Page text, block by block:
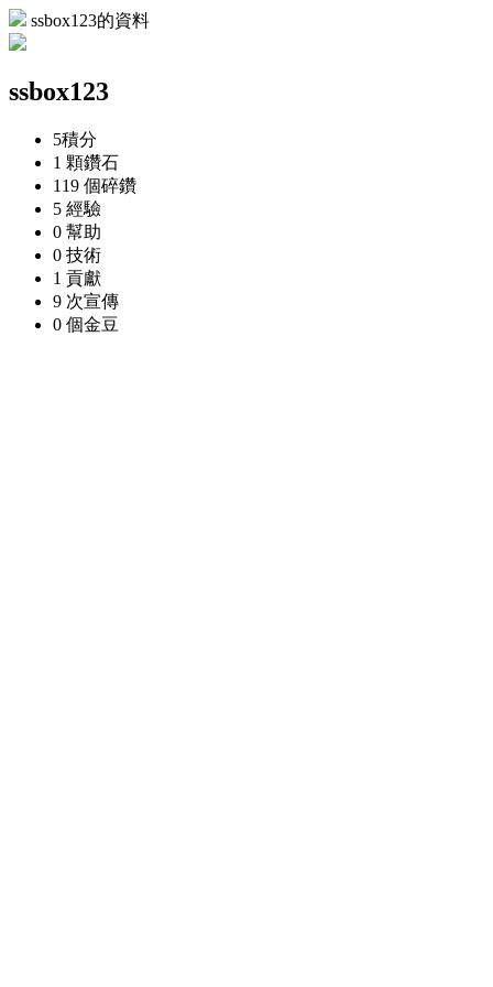
ssbox123的資料
ssbox123
5積分
1 顆鑽石
119 個碎鑽
5 經驗
0 幫助
0 技術
1 貢獻
9 次宣傳
0 個金豆